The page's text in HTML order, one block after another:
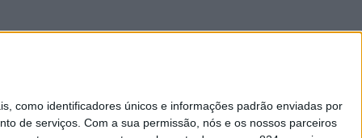
como identificadores únicos e informações padrão enviadas por
de serviços. Com a sua permissão, nós e os nossos parceiros